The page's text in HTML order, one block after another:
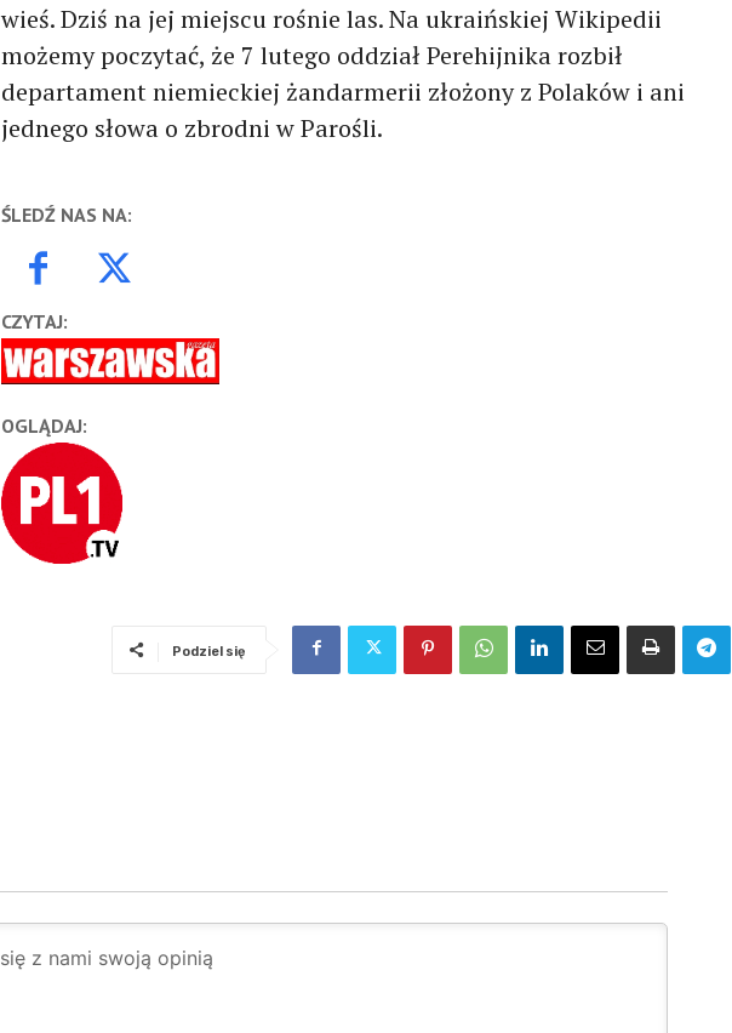
wieś. Dziś na jej miejscu rośnie las. Na ukraińskiej Wikipedii
możemy poczytać, że 7 lutego oddział Perehijnika rozbił
departament niemieckiej żandarmerii złożony z Polaków i ani
jednego słowa o zbrodni w Parośli.
ŚLEDŹ NAS NA:
CZYTAJ:
OGLĄDAJ:
Podziel się